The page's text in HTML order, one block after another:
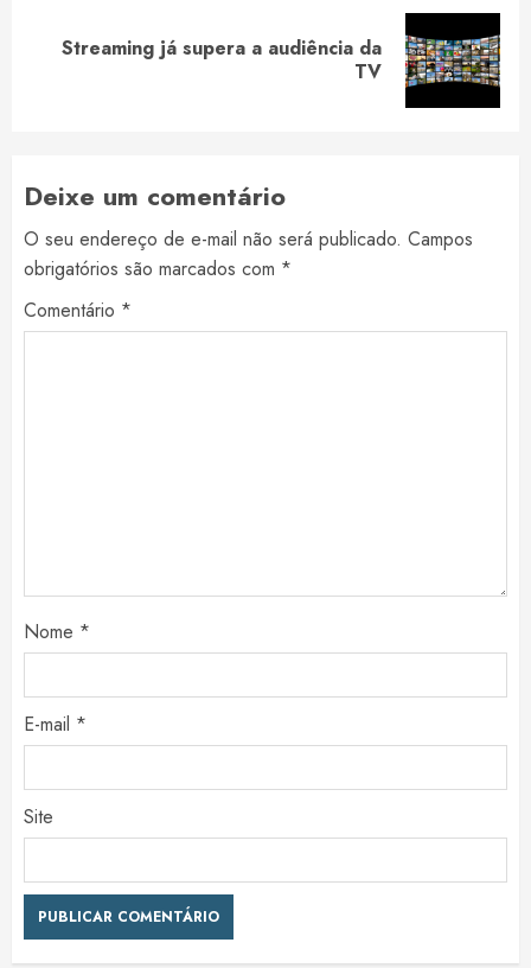
NextStreaming já supera a audiência da
TV
Deixe um comentário
O seu endereço de e-mail não será publicado. Campos
obrigatórios são marcados com *
Comentário *
Nome *
E-mail *
Site